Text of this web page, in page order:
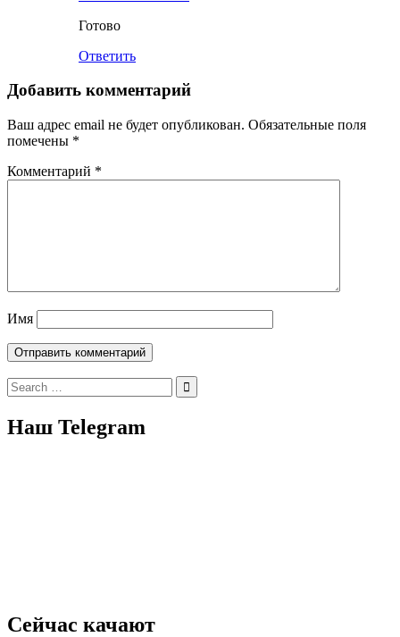
Готово
Ответить
Добавить комментарий
Ваш адрес email не будет опубликован. Обязательные поля
помечены *
Комментарий *
Имя
Search
for:
Наш Telegram
Сейчас качают